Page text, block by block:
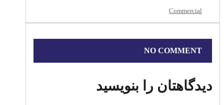
Commercial
NO COMMENT
دیدگاهتان را بنویسید